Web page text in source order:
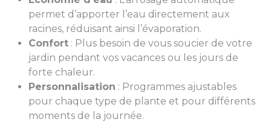
permet d’apporter l’eau directement aux
racines, réduisant ainsi l’évaporation.
Confort : Plus besoin de vous soucier de votre
jardin pendant vos vacances ou les jours de
forte chaleur.
Personnalisation : Programmes ajustables
pour chaque type de plante et pour différents
moments de la journée.